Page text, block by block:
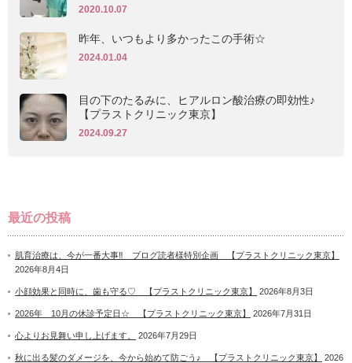
2020.10.07
昨年、いつもより多かったこの手術☆
2024.01.04
目の下のたるみに、ヒアルロン酸治療の即効性♪
【プラストクリニック東京】
2024.09.27
最近の投稿
肌育治療は、今が一番大事‼ ブログ読者様特別企画 【プラストクリニック東京】
2026年8月4日
小顔効果と同時に、歯も守る♡ 【プラストクリニック東京】 2026年8月3日
2026年 10月の休診予定日☆ 【プラストクリニック東京】 2026年7月31日
心よりお見舞い申し上げます。 2026年7月29日
秋に出る髪のダメージを、今から始めて防ごう♪ 【プラストクリニック東京】
2026